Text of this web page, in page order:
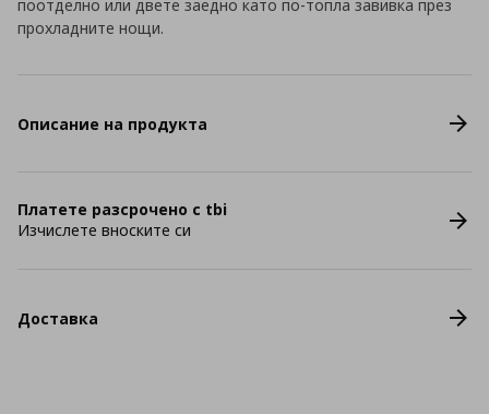
поотделно или двете заедно като по-топла завивка през
прохладните нощи.
Описание на продукта
Платете разсрочено с tbi
Изчислете вноските си
Доставка